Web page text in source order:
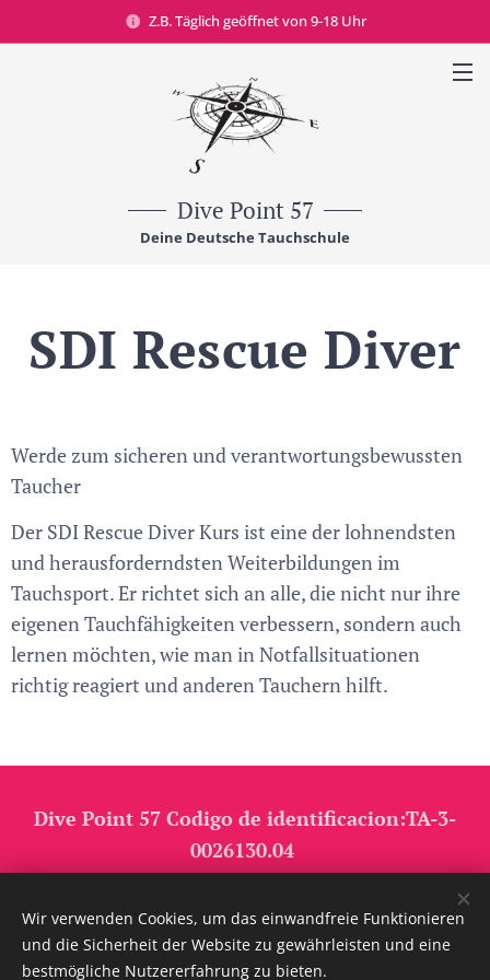
Z.B. Täglich geöffnet von 9-18 Uhr
Dive Point 57
Deine Deutsche Tauchschule
SDI Rescue Diver
Werde zum sicheren und verantwortungsbewussten
Taucher
Der SDI Rescue Diver Kurs ist eine der lohnendsten
und herausforderndsten Weiterbildungen im
Tauchsport. Er richtet sich an alle, die nicht nur ihre
eigenen Tauchfähigkeiten verbessern, sondern auch
lernen möchten, wie man in Notfallsituationen
richtig reagiert und anderen Tauchern hilft.
Dive Point 57 Codigo de identificacion:TA-3-
0026130.04
Bildrechte: Alle Bilder auf dieser Webseite sind Eigentum von Dive
Point 57 bzw. wurden mit Genehmigung von SDI TDI verwendet
Cookies
Wir verwenden Cookies, um das einwandfreie Funktionieren
und die Sicherheit der Website zu gewährleisten und eine
bestmögliche Nutzererfahrung zu bieten.